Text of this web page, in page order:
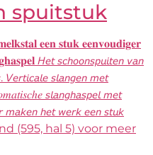
spuitstuk
𝐞𝐞𝐧 𝐬𝐭𝐮𝐤 𝐞𝐞𝐧𝐯𝐨𝐮𝐝𝐢𝐠𝐞𝐫
𝘏𝘦𝘵 𝘴𝘤𝘩𝘰𝘰𝘯𝘴𝘱𝘶𝘪𝘵𝘦𝘯 𝘷𝘢𝘯
𝘝𝘦𝘳𝘵𝘪𝘤𝘢𝘭𝘦 𝘴𝘭𝘢𝘯𝘨𝘦𝘯 𝘮𝘦𝘵
𝘴𝘭𝘢𝘯𝘨𝘩𝘢𝘴𝘱𝘦𝘭 𝘮𝘦𝘵
𝘮𝘢𝘬𝘦𝘯 𝘩𝘦𝘵 𝘸𝘦𝘳𝘬 𝘦𝘦𝘯 𝘴𝘵𝘶𝘬
(595, hal 5) voor meer